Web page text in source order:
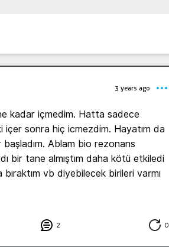
3 years ago
kadar içmedim. Hatta sadece
içer sonra hiç icmezdim. Hayatım da
başladım. Ablam bio rezonans
bir tane almıştım daha kötü etkiledi
vb diyebilecek birileri varmı
2 0